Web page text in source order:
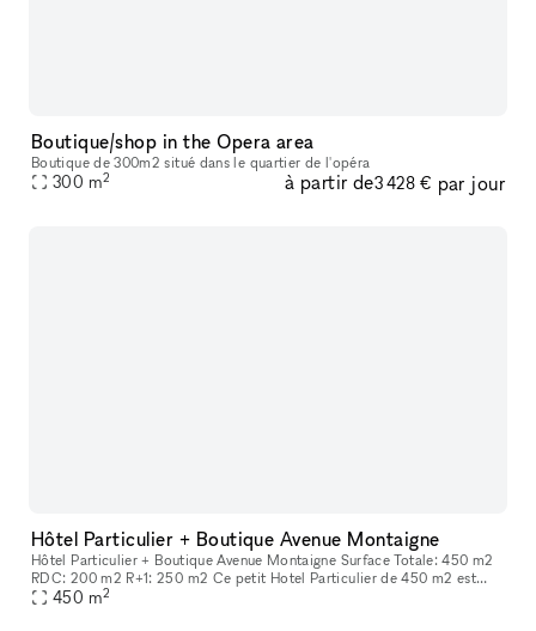
Boutique/shop in the Opera area
Boutique de 300m2 situé dans le quartier de l'opéra
300 m2 à partir de3 428 € par jour
Hôtel Particulier + Boutique Avenue Montaigne
Hôtel Particulier + Boutique Avenue Montaigne Surface Totale: 450 m2
RDC: 200 m2 R+1: 250 m2 Ce petit Hotel Particulier de 450 m2 est
composé d'une partie boutique relié à l'étage par un ascenseur
450 m2